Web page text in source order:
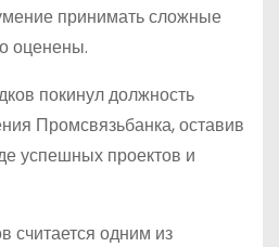
принимать сложные
оценены.
покинул должность
Промсвязьбанка, оставив
успешных проектов и
считается одним из